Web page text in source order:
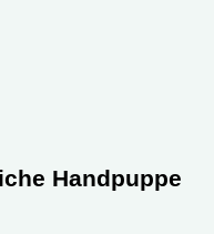
Handpuppe